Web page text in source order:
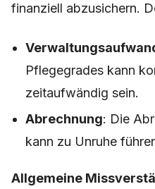
finanziell abzusichern.
Pflegegrades kann
zeitaufwändig sein.
Abrechnung: Die
kann zu Unruhe
Allgemeine